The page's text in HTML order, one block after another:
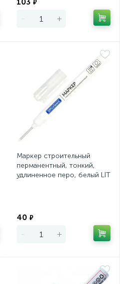
₽
- +
Маркер строительный
перманентный, тонкий,
удлиненное перо, белый LIT
40 ₽
- +